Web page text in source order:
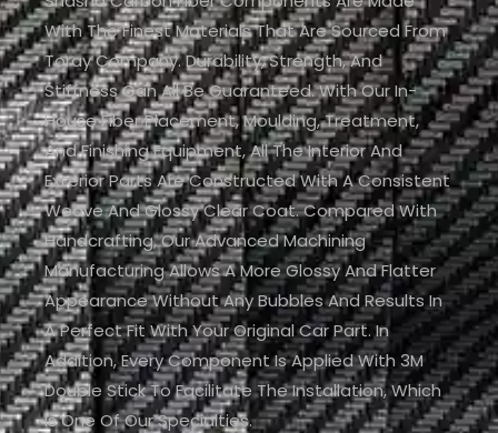
With The Finest Materials That Are Sourced From
Toray Company. Durability, Strength, And
Stiffness Can All Be Guaranteed. With Our In-
House Fiber Placement, Moulding, Treatment,
And Finishing Equipment, All The Interior And
Exterior Parts Are Constructed With A Consistent
Weave And Glossy Clear Coat. Compared With
Handcrafting, Our Advanced Machining
Manufacturing Allows A More Glossy And Flatter
Appearance Without Any Bubbles And Results In
A Perfect Fit With Your Original Car Part. In
Addition, Every Component Is Applied With 3M
Double Stick To Facilitate The Installation, Which
Is One Of Our Specialties.